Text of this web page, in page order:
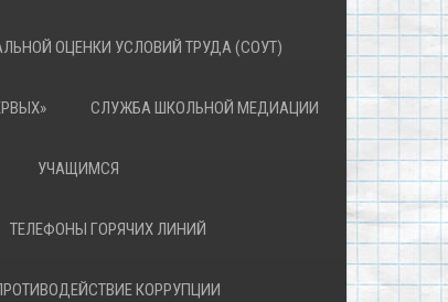
ОЦЕНКИ УСЛОВИЙ ТРУДА (СОУТ)
СЛУЖБА ШКОЛЬНОЙ МЕДИАЦИИ
УЧАЩИМСЯ
ТЕЛЕФОНЫ ГОРЯЧИХ ЛИНИЙ
КОРРУПЦИИ